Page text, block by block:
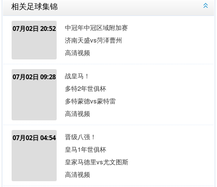
相关足球集锦
07月02日 20:52
中冠年中冠区域附加赛
济南天盛vs菏泽曹州
高清视频
07月02日 09:28
战皇马！
多特2年世俱杯
多特蒙德vs蒙特雷
高清视频
07月02日 04:54
晋级八强！
皇马1年世俱杯
皇家马德里vs尤文图斯
高清视频